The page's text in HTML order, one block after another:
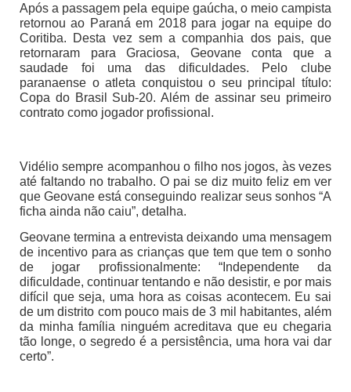
Após a passagem pela equipe gaúcha, o meio campista
retornou ao Paraná em 2018 para jogar na equipe do
Coritiba. Desta vez sem a companhia dos pais, que
retornaram para Graciosa, Geovane conta que a
saudade foi uma das dificuldades. Pelo clube
paranaense o atleta conquistou o seu principal título:
Copa do Brasil Sub-20. Além de assinar seu primeiro
contrato como jogador profissional.
Vidélio sempre acompanhou o filho nos jogos, às vezes
até faltando no trabalho. O pai se diz muito feliz em ver
que Geovane está conseguindo realizar seus sonhos “A
ficha ainda não caiu”, detalha.
Geovane termina a entrevista deixando uma mensagem
de incentivo para as crianças que tem que tem o sonho
de jogar profissionalmente: “Independente da
dificuldade, continuar tentando e não desistir, e por mais
difícil que seja, uma hora as coisas acontecem. Eu sai
de um distrito com pouco mais de 3 mil habitantes, além
da minha família ninguém acreditava que eu chegaria
tão longe, o segredo é a persistência, uma hora vai dar
certo”.